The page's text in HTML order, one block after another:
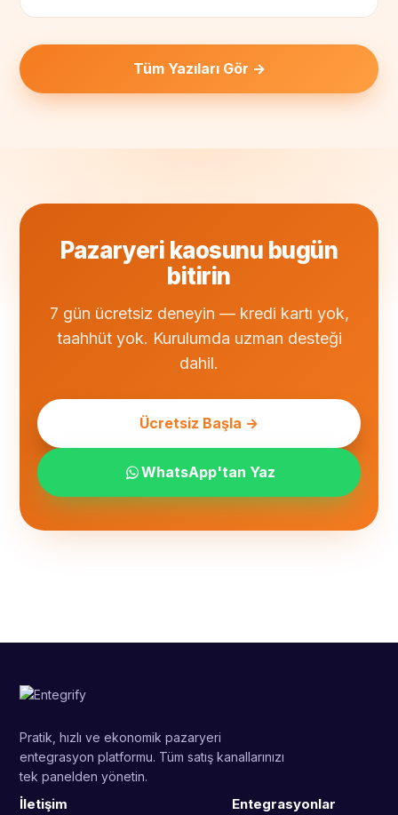
Tüm Yazıları Gör →
Pazaryeri kaosunu bugün
bitirin
7 gün ücretsiz deneyin — kredi kartı yok,
taahhüt yok. Kurulumda uzman desteği
dahil.
Ücretsiz Başla →
WhatsApp'tan Yaz
Pratik, hızlı ve ekonomik pazaryeri
entegrasyon platformu. Tüm satış kanallarınızı
tek panelden yönetin.
İletişim Entegrasyonlar